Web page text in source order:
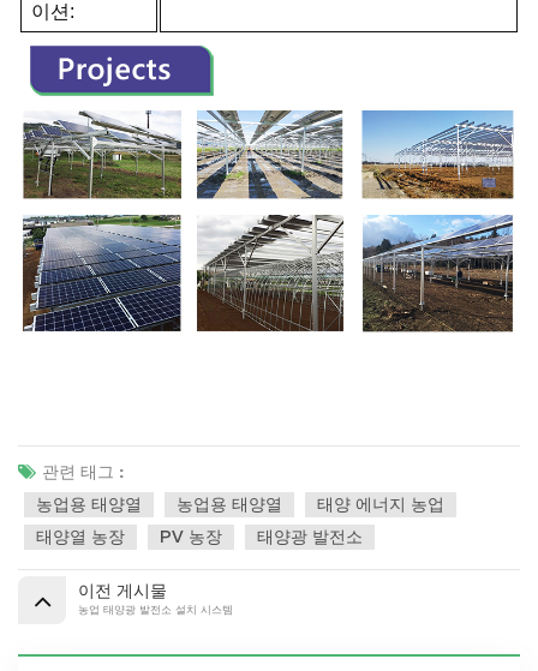
이션:
관련 태그 :
농업용 태양열
농업용 태양열
태양 에너지 농업
태양열 농장
PV 농장 태양광 발전소
이전 게시물
농업 태양광 발전소 설치 시스템